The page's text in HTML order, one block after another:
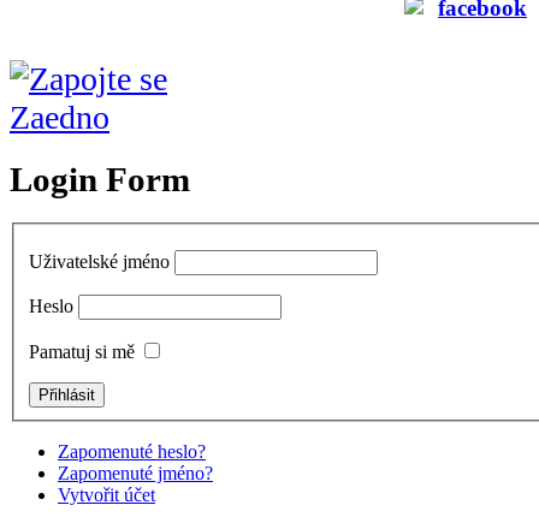
Login Form
Uživatelské jméno
Heslo
Pamatuj si mě
Zapomenuté heslo?
Zapomenuté jméno?
Vytvořit účet